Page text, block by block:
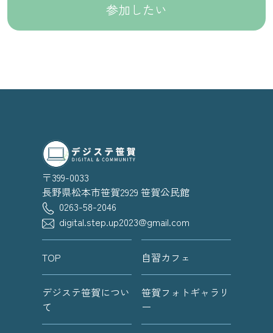
参加したい
〒399-0033
長野県松本市笹賀2929 笹賀公民館
0263-58-2046
digital.step.up2023@gmail.com
TOP
デジステ笹賀につい
て
自習カフェ
笹賀フォトギャラリ
ー